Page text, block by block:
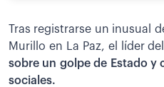
Tras registrarse un inusual
Murillo en La Paz, el líder
sobre un golpe de Estado
sociales.